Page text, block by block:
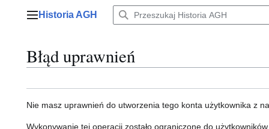
Menu główne
Historia AGH
Błąd uprawnień
Nie masz uprawnień do utworzenia tego konta użytkownika z
Wykonywanie tej operacji zostało ograniczone do